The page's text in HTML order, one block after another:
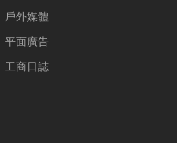
戶外媒體
平面廣告
工商日誌